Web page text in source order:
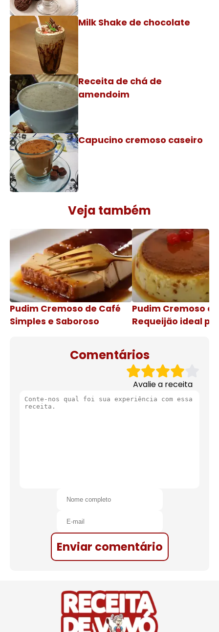
Milk Shake de chocolate
Receita de chá de
amendoim
Capucino cremoso caseiro
Veja também
Pudim Cremoso de Café
Simples e Saboroso
Pudim Cremoso
Requeijão ideal
Comentários
Avalie a receita
Enviar comentário